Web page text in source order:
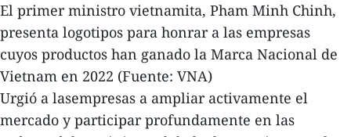
El primer ministro vietnamita, Pham Minh Chinh,
presenta logotipos para honrar a las empresas
cuyos productos han ganado la Marca Nacional de
Vietnam en 2022 (Fuente: VNA)
Urgió a lasempresas a ampliar activamente el
mercado y participar profundamente en las